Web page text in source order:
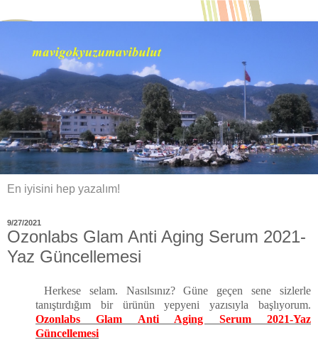
En iyisini hep yazalım!
9/27/2021
Ozonlabs Glam Anti Aging Serum 2021-
Yaz Güncellemesi
Herkese selam. Nasılsınız? Güne geçen sene sizlerle
tanıştırdığım bir ürünün yepyeni yazısıyla başlıyorum.
Ozonlabs Glam Anti Aging Serum 2021-Yaz
Güncellemesi